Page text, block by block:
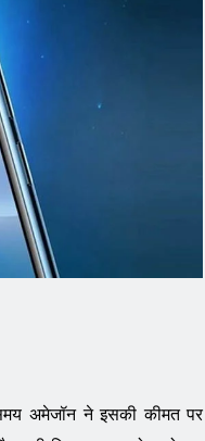
अमेजॉन ने इसकी कीमत पर